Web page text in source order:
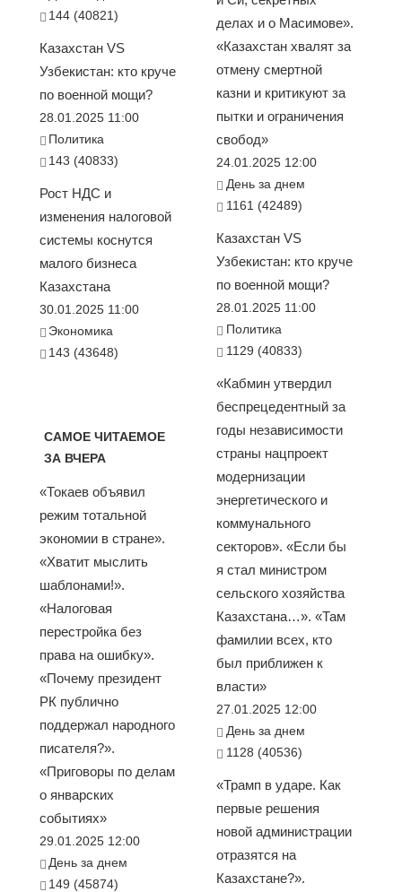
144 (40821)
Казахстан VS
Узбекистан: кто круче
по военной мощи?
28.01.2025 11:00
Политика
143 (40833)
Рост НДС и
изменения налоговой
системы коснутся
малого бизнеса
Казахстана
30.01.2025 11:00
Экономика
143 (43648)
САМОЕ ЧИТАЕМОЕ
ЗА ВЧЕРА
«Токаев объявил
режим тотальной
экономии в стране».
«Хватит мыслить
шаблонами!».
«Налоговая
перестройка без
права на ошибку».
«Почему президент
РК публично
поддержал народного
писателя?».
«Приговоры по делам
о январских
событиях»
29.01.2025 12:00
День за днем
149 (45874)
делах и о Масимове».
«Казахстан хвалят за
отмену смертной
казни и критикуют за
пытки и ограничения
свобод»
24.01.2025 12:00
День за днем
1161 (42489)
Казахстан VS
Узбекистан: кто круче
по военной мощи?
28.01.2025 11:00
Политика
1129 (40833)
«Кабмин утвердил
беспрецедентный за
годы независимости
страны нацпроект
модернизации
энергетического и
коммунального
секторов». «Если бы
я стал министром
сельского хозяйства
Казахстана…». «Там
фамилии всех, кто
был приближен к
власти»
27.01.2025 12:00
День за днем
1128 (40536)
«Трамп в ударе. Как
первые решения
новой администрации
отразятся на
Казахстане?».